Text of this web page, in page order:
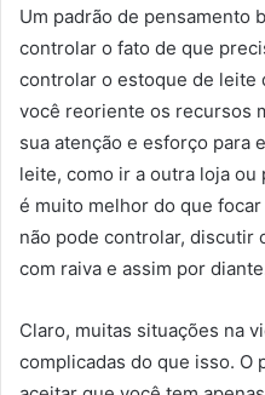
Um padrão de pensamento
controlar o fato de que
controlar o estoque de leite
você reoriente os recursos
sua atenção e esforço para
leite, como ir a outra loja
é muito melhor do que
não pode controlar, discutir
com raiva e assim por
Claro, muitas situações na
complicadas do que isso. O